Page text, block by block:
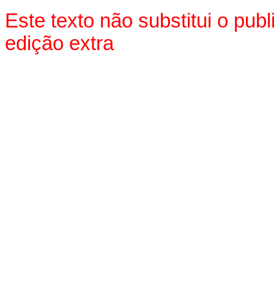
Este texto não substitui o
edição extra